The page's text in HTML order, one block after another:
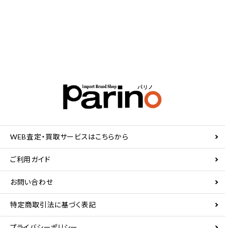
WEB査定・買取サービスはこちらから
ご利用ガイド
お問い合わせ
特定商取引法に基づく表記